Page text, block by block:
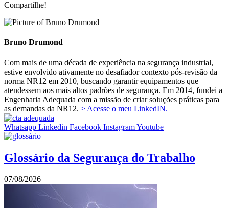
Compartilhe!
Bruno Drumond
Com mais de uma década de experiência na segurança industrial,
estive envolvido ativamente no desafiador contexto pós-revisão da
norma NR12 em 2010, buscando garantir equipamentos que
atendessem aos mais altos padrões de segurança. Em 2014, fundei a
Engenharia Adequada com a missão de criar soluções práticas para
as demandas da NR12. > Acesse o meu LinkedIN.
Whatsapp Linkedin Facebook InstagramYoutube
Glossário da Segurança do Trabalho
07/08/2026